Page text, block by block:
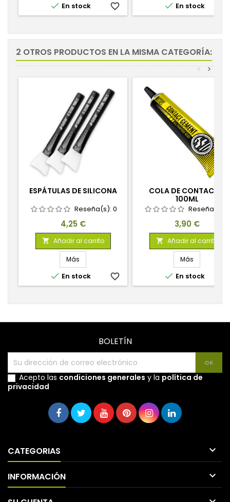
 En stock favorite_border  En stock
2 OTROS PRODUCTOS EN LA MISMA CATEGORÍA:
>
<
ESPÁTULAS DE SILICONA
Reseña(s): 0
Precio
4,25 €
 Añadir al carrito
Más
 En stock favorite_border
COLA DE CONTACTO
100ML
Reseña(s):
Precio
3,90 €
 Añadir al carrito
Más
 En stock
BOLETÍN
Acepto las condiciones generales y la política de
privacidad
CATEGORIAS 
INFORMACIÓN 